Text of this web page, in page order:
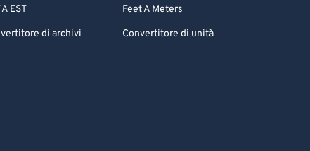
A EST
di archivi
Feet A Meters
Convertitore di unità